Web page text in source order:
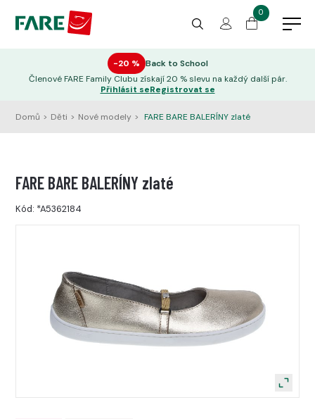
0
−20 % Back to School
Členové FARE Family Clubu získají 20 % slevu na každý další pár.
Přihlásit seRegistrovat se
Domů > Děti > Nové modely > FARE BARE BALERÍNY zlaté
FARE BARE BALERÍNY zlaté
Kód: *A5362184